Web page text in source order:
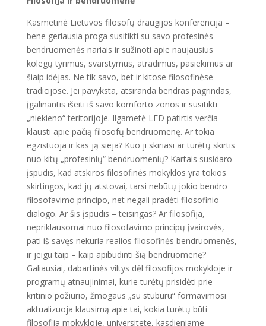
Kasmetinė Lietuvos filosofų draugijos konferencija –
bene geriausia proga susitikti su savo profesinės
bendruomenės nariais ir sužinoti apie naujausius
kolegų tyrimus, svarstymus, atradimus, pasiekimus ar
šiaip idėjas. Ne tik savo, bet ir kitose filosofinėse
tradicijose. Jei pavyksta, atsiranda bendras pagrindas,
įgalinantis išeiti iš savo komforto zonos ir susitikti
„niekieno“ teritorijoje. Ilgametė LFD patirtis verčia
klausti apie pačią filosofų bendruomenę. Ar tokia
egzistuoja ir kas ją sieja? Kuo ji skiriasi ar turėtų skirtis
nuo kitų „profesinių“ bendruomenių? Kartais susidaro
įspūdis, kad atskiros filosofinės mokyklos yra tokios
skirtingos, kad jų atstovai, tarsi nebūtų jokio bendro
filosofavimo principo, net negali pradėti filosofinio
dialogo. Ar šis įspūdis – teisingas? Ar filosofija,
nepriklausomai nuo filosofavimo principų įvairovės,
pati iš savęs nekuria realios filosofinės bendruomenės,
ir jeigu taip – kaip apibūdinti šią bendruomenę?
Galiausiai, dabartinės viltys dėl filosofijos mokykloje ir
programų atnaujinimai, kurie turėtų prisidėti prie
kritinio požiūrio, žmogaus „su stuburu“ formavimosi
aktualizuoja klausimą apie tai, kokia turėtų būti
filosofija mokykloje, universitete, kasdieniame